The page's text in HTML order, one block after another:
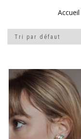
Accueil